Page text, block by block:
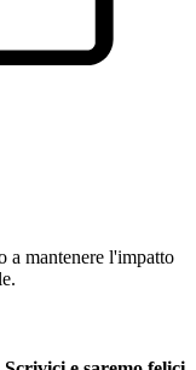
a mantenere l'impatto